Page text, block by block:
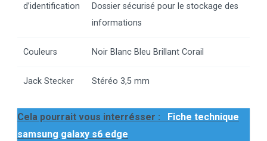
d’identification
Dossier sécurisé pour le stockage des
informations
Couleurs Noir Blanc Bleu Brillant Corail
Jack Stecker Stéréo 3,5 mm
Cela pourrait vous interrésser :
Fiche technique
samsung galaxy s6 edge